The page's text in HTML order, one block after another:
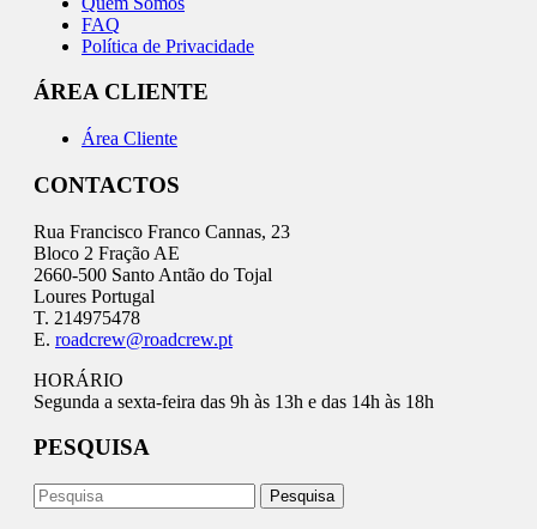
FAQ
Política de Privacidade
ÁREA CLIENTE
Área Cliente
CONTACTOS
Rua Francisco Franco Cannas, 23
Bloco 2 Fração AE
2660-500 Santo Antão do Tojal
Loures Portugal
T. 214975478
E. roadcrew@roadcrew.pt
HORÁRIO
Segunda a sexta-feira das 9h às 13h e das 14h às 18h
PESQUISA